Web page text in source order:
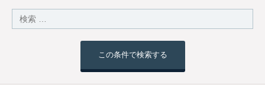
この条件で検索する